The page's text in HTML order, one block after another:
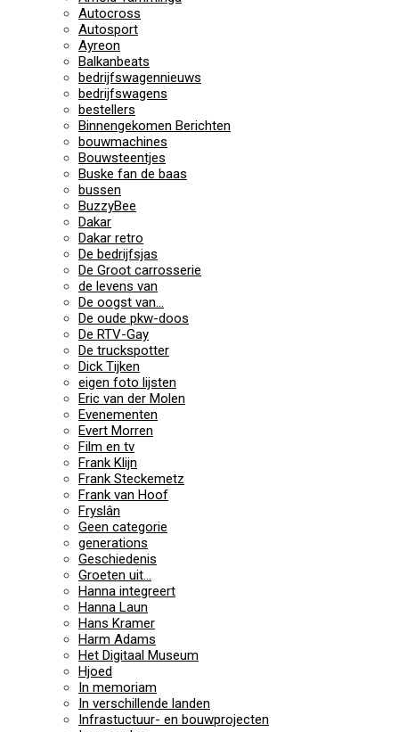
Autocross
Autosport
Ayreon
Balkanbeats
bedrijfswagennieuws
bedrijfswagens
bestellers
Binnengekomen Berichten
bouwmachines
Bouwsteentjes
Buske fan de baas
bussen
BuzzyBee
Dakar
Dakar retro
De bedrijfsjas
De Groot carrosserie
de levens van
De oogst van…
De oude pkw-doos
De RTV-Gay
De truckspotter
Dick Tijken
eigen foto lijsten
Eric van der Molen
Evenementen
Evert Morren
Film en tv
Frank Klijn
Frank Steckemetz
Frank van Hoof
Fryslân
Geen categorie
generations
Geschiedenis
Groeten uit…
Hanna integreert
Hanna Laun
Hans Kramer
Harm Adams
Het Digitaal Museum
Hjoed
In memoriam
In verschillende landen
Infrastuctuur- en bouwprojecten